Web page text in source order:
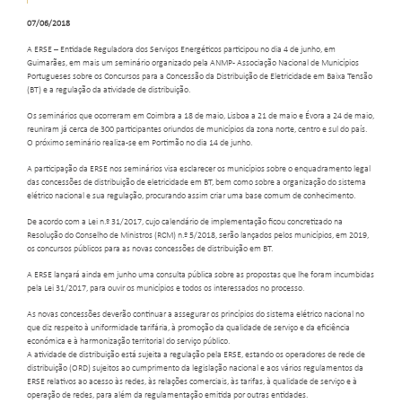
07/06/2018
A ERSE – Entidade Reguladora dos Serviços Energéticos participou no dia 4 de junho, em
Guimarães, em mais um seminário organizado pela ANMP- Associação Nacional de Municípios
Portugueses sobre os Concursos para a Concessão da Distribuição de Eletricidade em Baixa Tensão
(BT) e a regulação da atividade de distribuição.
Os seminários que ocorreram em Coimbra a 18 de maio, Lisboa a 21 de maio e Évora a 24 de maio,
reuniram já cerca de 300 participantes oriundos de municípios da zona norte, centro e sul do país.
O próximo seminário realiza-se em Portimão no dia 14 de junho.
A participação da ERSE nos seminários visa esclarecer os municípios sobre o enquadramento legal
das concessões de distribuição de eletricidade em BT, bem como sobre a organização do sistema
elétrico nacional e sua regulação, procurando assim criar uma base comum de conhecimento.
De acordo com a Lei n.º 31/2017, cujo calendário de implementação ficou concretizado na
Resolução do Conselho de Ministros (RCM) n.º 5/2018, serão lançados pelos municípios, em 2019,
os concursos públicos para as novas concessões de distribuição em BT.
A ERSE lançará ainda em junho uma consulta pública sobre as propostas que lhe foram incumbidas
pela Lei 31/2017, para ouvir os municípios e todos os interessados no processo.
As novas concessões deverão continuar a assegurar os princípios do sistema elétrico nacional no
que diz respeito à uniformidade tarifária, à promoção da qualidade de serviço e da eficiência
económica e à harmonização territorial do serviço público.
A atividade de distribuição está sujeita a regulação pela ERSE, estando os operadores de rede de
distribuição (ORD) sujeitos ao cumprimento da legislação nacional e aos vários regulamentos da
ERSE relativos ao acesso às redes, às relações comerciais, às tarifas, à qualidade de serviço e à
operação de redes, para além da regulamentação emitida por outras entidades.